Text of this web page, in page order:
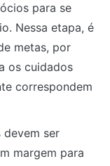
para se
Nessa etapa, é
metas, por
os cuidados
correspondem
devem ser
margem para